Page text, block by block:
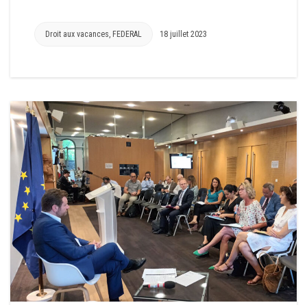
Droit aux vacances, FEDERAL 18 juillet 2023